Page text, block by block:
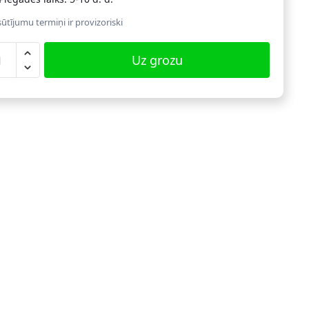
termiņi ir provizoriski
Uz grozu